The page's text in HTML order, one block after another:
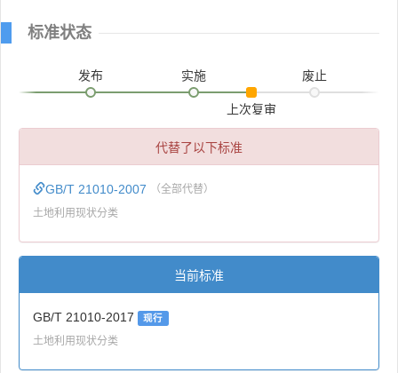
标准状态
发布 实施
上次复审
废止
代替了以下标准
GB/T 21010-2007 （全部代替）
土地利用现状分类
当前标准
GB/T 21010-2017 现行
土地利用现状分类